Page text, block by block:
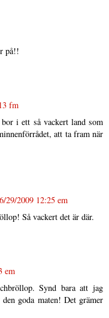
på!!
fm
i ett så vackert land som
att ta fram när
6/29/2009 12:25 em
Så vackert det är där.
em
Synd bara att jag
goda maten! Det grämer